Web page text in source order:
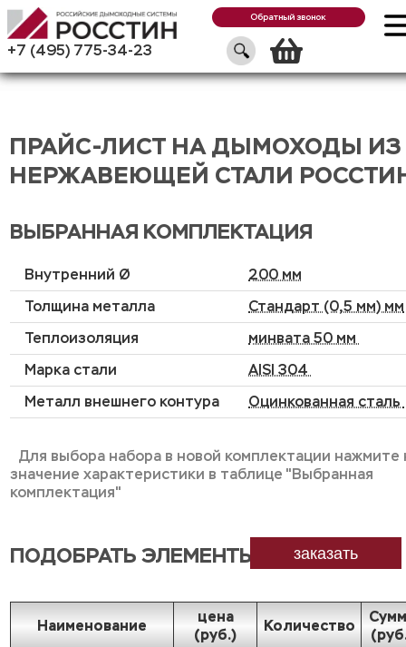
+7 (495) 775-34-23
Обратный звонок
ПРАЙС-ЛИСТ НА ДЫМОХОДЫ ИЗ
НЕРЖАВЕЮЩЕЙ СТАЛИ
ВЫБРАННАЯ КОМПЛЕКТАЦИЯ
Внутренний Ø
200 мм
Толщина металла
Стандарт (0,5 мм) мм
Теплоизоляция
минвата 50 мм
Марка стали
AISI 304
Металл внешнего контура
Оцинкованная сталь
Для выбора набора в новой комплектации нажмите
значение характеристики в таблице "Выбранная
комплектация"
ПОДОБРАТЬ ЭЛЕМЕНТЫ заказать
Наименование
цена
(руб.)
Количество